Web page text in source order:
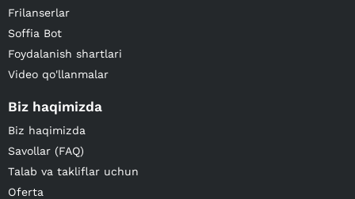
Frilanserlar
Soffia Bot
Foydalanish shartlari
Video qo'llanmalar
Biz haqimizda
Biz haqimizda
Savollar (FAQ)
Talab va takliflar uchun
Oferta